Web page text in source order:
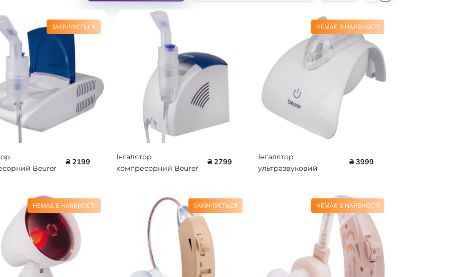
ЗАКІНЧУЄТЬСЯ
Beurer
₴ 2199
Інгалятор
компресорний Beurer
₴ 2799
НЕМАЄ В НАЯВНОСТІ
Інгалятор
ультразвуковий
₴ 3999
НЕМАЄ В НАЯВНОСТІ ЗАКІНЧУЄТЬСЯ НЕМАЄ В НАЯВНОСТІ